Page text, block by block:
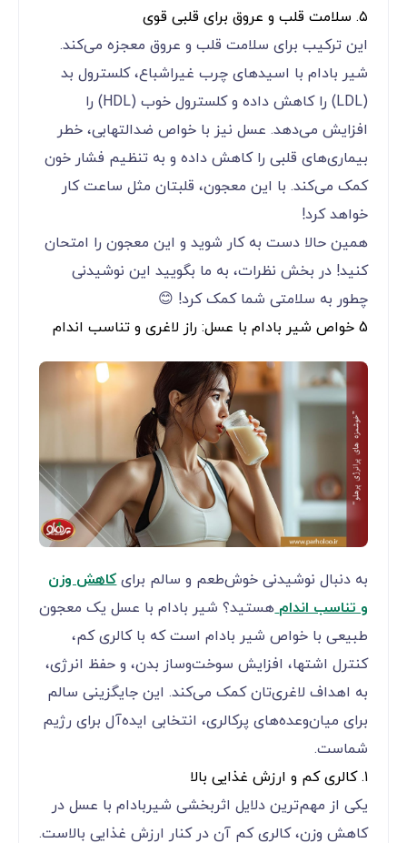
۵. سلامت قلب و عروق برای قلبی قوی
این ترکیب برای سلامت قلب و عروق معجزه می‌کند.
شیر بادام با اسیدهای چرب غیراشباع، کلسترول بد
(LDL) را کاهش داده و کلسترول خوب (HDL) را
افزایش می‌دهد. عسل نیز با خواص ضدالتهابی، خطر
بیماری‌های قلبی را کاهش داده و به تنظیم فشار خون
کمک می‌کند. با این معجون، قلبتان مثل ساعت کار
خواهد کرد!
همین حالا دست به کار شوید و این معجون را امتحان
کنید! در بخش نظرات، به ما بگویید این نوشیدنی
چطور به سلامتی شما کمک کرد! 😊
5 خواص شیر بادام با عسل: راز لاغری و تناسب اندام
به دنبال نوشیدنی خوش‌طعم و سالم برایکاهش وزن
و تناسب اندام هستید؟ شیر بادام با عسل یک معجون
طبیعی با خواص شیر بادام است که با کالری کم،
کنترل اشتها، افزایش سوخت‌وساز بدن، و حفظ انرژی،
به اهداف لاغری‌تان کمک می‌کند. این جایگزینی سالم
برای میان‌وعده‌های پرکالری، انتخابی ایده‌آل برای رژیم
شماست.
۱. کالری کم و ارزش غذایی بالا
یکی از مهم‌ترین دلایل اثربخشی شیربادام با عسل در
کاهش وزن، کالری کم آن در کنار ارزش غذایی بالاست.